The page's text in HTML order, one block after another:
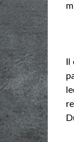
Il